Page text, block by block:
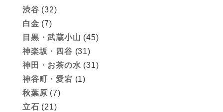
渋谷 (32)
白金 (7)
目黒・武蔵小山 (45)
神楽坂・四谷 (31)
神田・お茶の水 (31)
神谷町・愛宕 (1)
秋葉原 (7)
立石 (21)